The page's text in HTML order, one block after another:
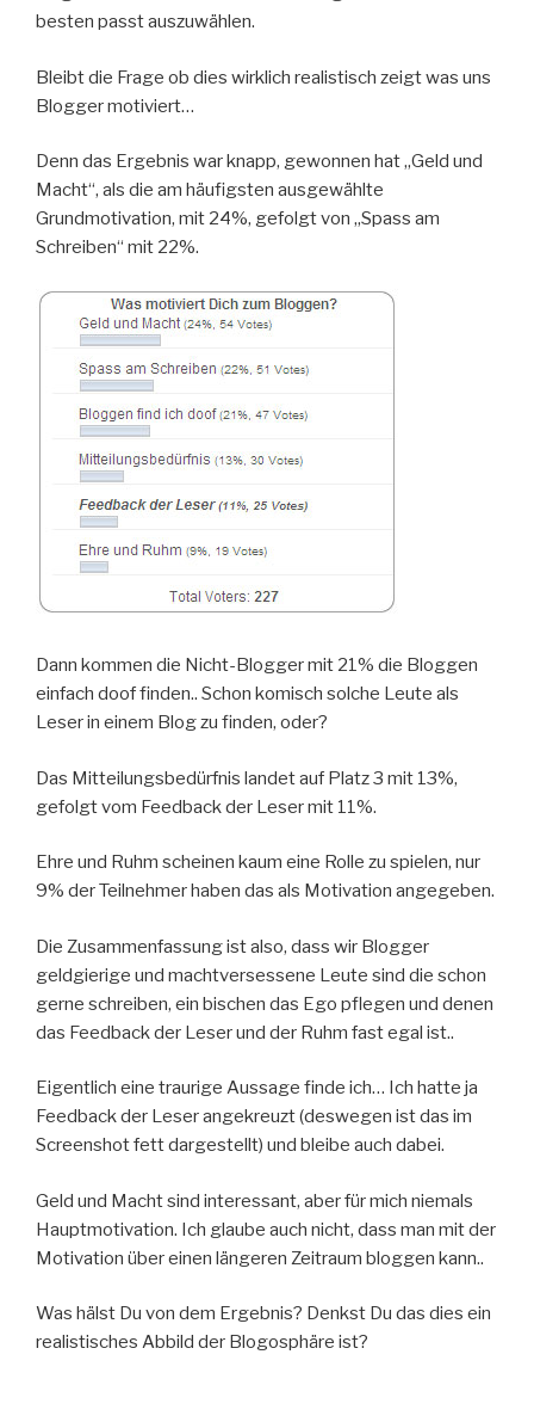
besten passt auszuwählen.
Bleibt die Frage ob dies wirklich realistisch zeigt was uns
Blogger motiviert…
Denn das Ergebnis war knapp, gewonnen hat „Geld und
Macht“, als die am häufigsten ausgewählte
Grundmotivation, mit 24%, gefolgt von „Spass am
Schreiben“ mit 22%.
Dann kommen die Nicht-Blogger mit 21% die Bloggen
einfach doof finden.. Schon komisch solche Leute als
Leser in einem Blog zu finden, oder?
Das Mitteilungsbedürfnis landet auf Platz 3 mit 13%,
gefolgt vom Feedback der Leser mit 11%.
Ehre und Ruhm scheinen kaum eine Rolle zu spielen, nur
9% der Teilnehmer haben das als Motivation angegeben.
Die Zusammenfassung ist also, dass wir Blogger
geldgierige und machtversessene Leute sind die schon
gerne schreiben, ein bischen das Ego pflegen und denen
das Feedback der Leser und der Ruhm fast egal ist..
Eigentlich eine traurige Aussage finde ich… Ich hatte ja
Feedback der Leser angekreuzt (deswegen ist das im
Screenshot fett dargestellt) und bleibe auch dabei.
Geld und Macht sind interessant, aber für mich niemals
Hauptmotivation. Ich glaube auch nicht, dass man mit der
Motivation über einen längeren Zeitraum bloggen kann..
Was hälst Du von dem Ergebnis? Denkst Du das dies ein
realistisches Abbild der Blogosphäre ist?